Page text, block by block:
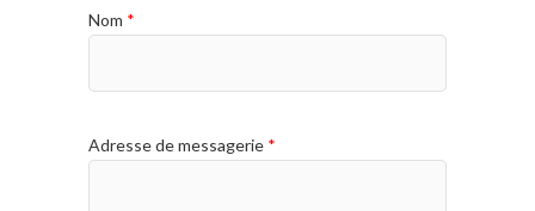
Nom *
Adresse de messagerie *